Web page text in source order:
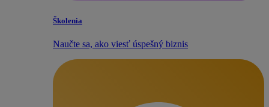
Školenia
Naučte sa, ako viesť úspešný biznis